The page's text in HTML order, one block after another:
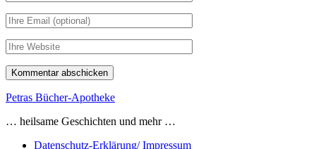
Name
Ihre
Email
Webseiten
URL
Petras Bücher-Apotheke
… heilsame Geschichten und mehr …
Datenschutz-Erklärung/ Impressum